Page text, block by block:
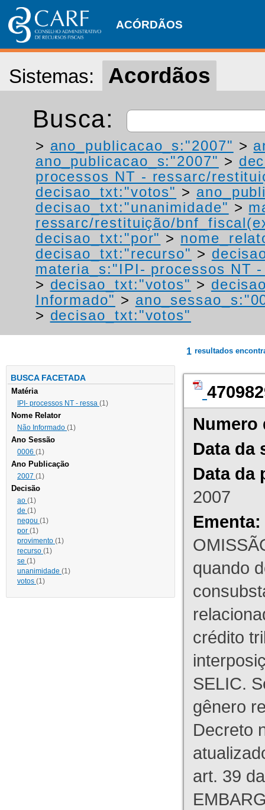
ACÓRDÃOS
Sistemas: Acordãos
Busca:
> ano_publicacao_s:"2007" >
ano_publicacao_s:"2007" >
processos NT - ressarc/
decisao_txt:"votos" >
decisao_txt:"unanimidade" >
ressarc/restituição/
decisao_txt:"por" >
decisao_txt:"recurso" >
materia_s:"IPI- processos NT
> decisao_txt:"votos" >
Informado" >
> decisao_txt:"votos"
BUSCA FACETADA
Matéria
IPI- processos NT - ressa (1)
Nome Relator
Não Informado (1)
Ano Sessão
0006 (1)
Ano Publicação
2007 (1)
Decisão
ao (1)
de (1)
negou (1)
por (1)
provimento (1)
recurso (1)
se (1)
unanimidade (1)
votos (1)
1 resultados
Numero
Data da
Data da
2007
Ementa:
quando
crédito
SELIC.
gênero
Decreto
art. 39